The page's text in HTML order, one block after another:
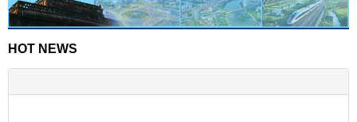
HOT NEWS